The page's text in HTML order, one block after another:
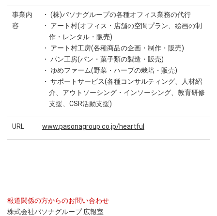
事業内
容
・ (株)パソナグループの各種オフィス業務の代行
・ アート村(オフィス・店舗の空間プラン、絵画の制
作・レンタル・販売)
・ アート村工房(各種商品の企画・制作・販売)
・ パン工房(パン・菓子類の製造・販売)
・ ゆめファーム(野菜・ハーブの栽培・販売)
・ サポートサービス(各種コンサルティング、人材紹
介、アウトソーシング・インソーシング、教育研修
支援、CSR活動支援)
URL www.pasonagroup.co.jp/heartful
報道関係の方からのお問い合わせ
株式会社パソナグループ 広報室